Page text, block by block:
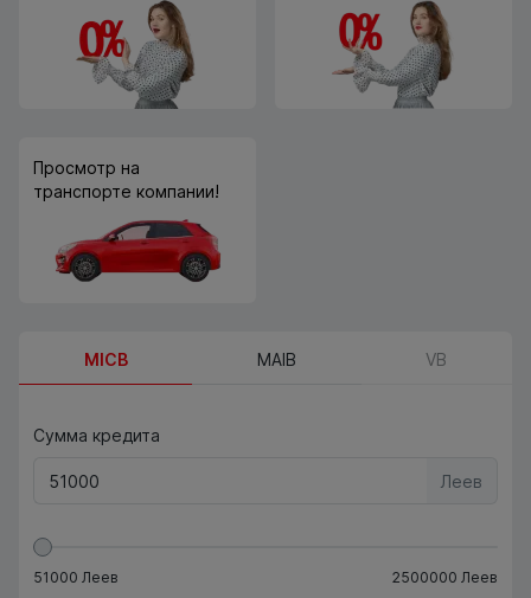
Просмотр на
транспорте компании!
MICB MAIB VB
Сумма кредита
Леев
51000 Леев 2500000 Леев